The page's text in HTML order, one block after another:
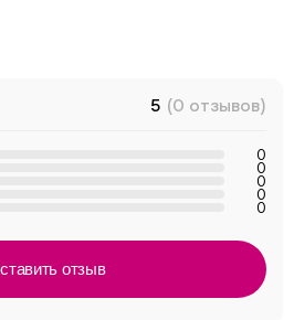
5 (0 отзывов)
0
0
0
0
0
отзыв